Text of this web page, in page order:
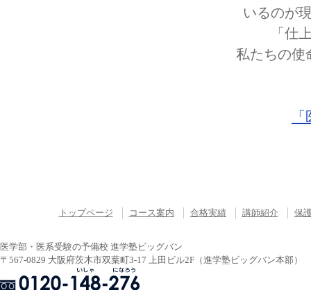
いるのが
「仕
私たちの使
トップページ コース案内 合格実績 講師紹介 保
医学部・医系受験の予備校 進学塾ビッグバン
〒567-0829 大阪府茨木市双葉町3-17 上田ビル2F（進学塾ビッグバン本部）